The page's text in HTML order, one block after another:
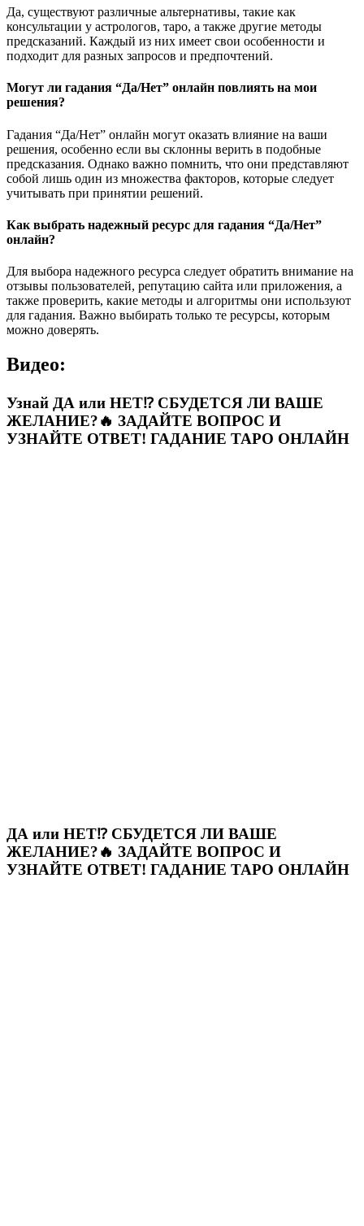
Да, существуют различные альтернативы, такие как
консультации у астрологов, таро, а также другие методы
предсказаний. Каждый из них имеет свои особенности и
подходит для разных запросов и предпочтений.
Могут ли гадания “Да/Нет” онлайн повлиять на мои
решения?
Гадания “Да/Нет” онлайн могут оказать влияние на ваши
решения, особенно если вы склонны верить в подобные
предсказания. Однако важно помнить, что они представляют
собой лишь один из множества факторов, которые следует
учитывать при принятии решений.
Как выбрать надежный ресурс для гадания “Да/Нет”
онлайн?
Для выбора надежного ресурса следует обратить внимание на
отзывы пользователей, репутацию сайта или приложения, а
также проверить, какие методы и алгоритмы они используют
для гадания. Важно выбирать только те ресурсы, которым
можно доверять.
Видео:
Узнай ДА или НЕТ⁉️ СБУДЕТСЯ ЛИ ВАШЕ
ЖЕЛАНИЕ?🔥 ЗАДАЙТЕ ВОПРОС И
УЗНАЙТЕ ОТВЕТ! ГАДАНИЕ ТАРО ОНЛАЙН
ДА или НЕТ⁉️ СБУДЕТСЯ ЛИ ВАШЕ
ЖЕЛАНИЕ?🔥 ЗАДАЙТЕ ВОПРОС И
УЗНАЙТЕ ОТВЕТ! ГАДАНИЕ ТАРО ОНЛАЙН